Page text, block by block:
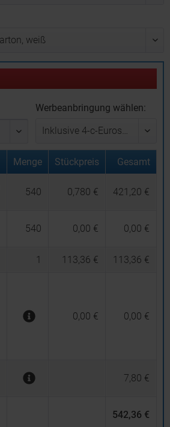
Werbeanbringung wählen:
Menge Stückpreis Gesamt
540 0,780 € 421,20 €
540 0,00 € 0,00 €
1 113,36 € 113,36 €
0,00 € 0,00 €
7,80 €
542,36 €